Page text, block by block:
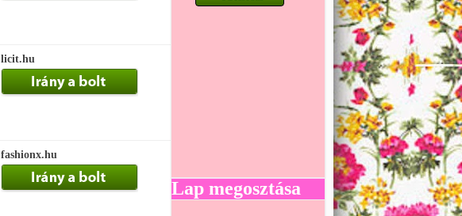
licit.hu
fashionx.hu
Lap megosztása